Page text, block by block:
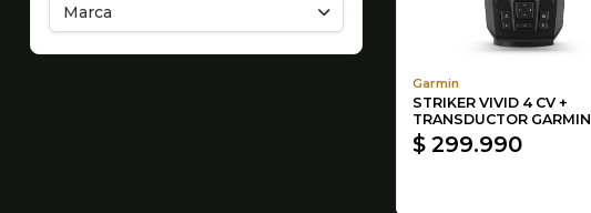
Marca
Garmin
STRIKER VIVID 4 CV +
TRANSDUCTOR GARMIN
$ 299.990